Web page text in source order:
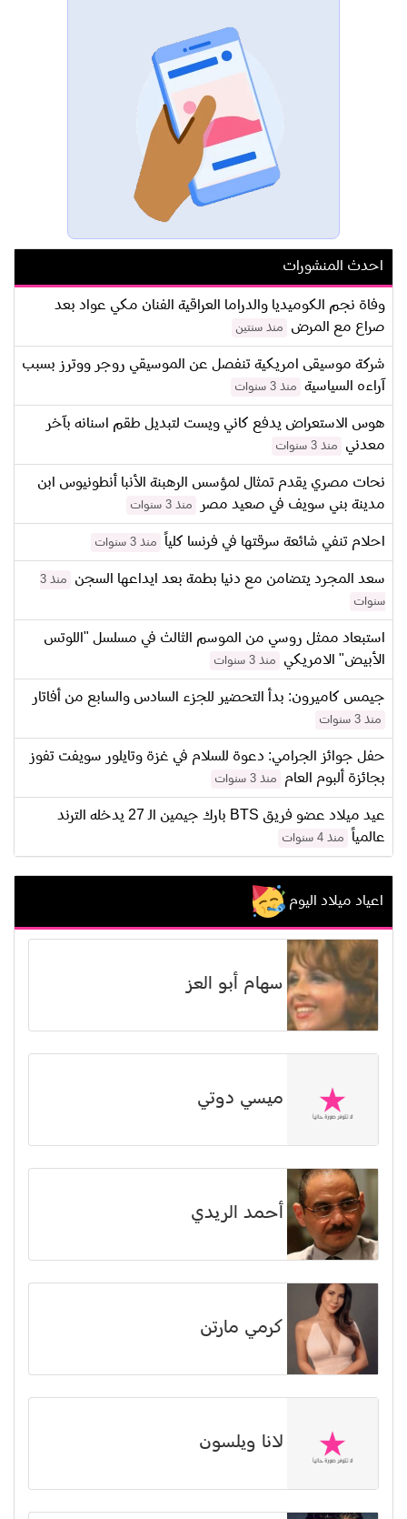
احدث المنشورات
وفاة نجم الكوميديا والدراما العراقية الفنان مكي عواد بعد
صراع مع المرض
منذ سنتين
شركة موسيقى امريكية تنفصل عن الموسيقي روجر ووترز بسبب
آراءه السياسية
منذ 3 سنوات
هوس الاستعراض يدفع كاني ويست لتبديل طقم اسنانه بآخر
معدني
منذ 3 سنوات
نحات مصري يقدم تمثال لمؤسس الرهبنة الأنبا أنطونيوس ابن
مدينة بني سويف في صعيد مصر
منذ 3 سنوات
احلام تنفي شائعة سرقتها في فرنسا كلياً منذ 3 سنوات
سعد المجرد يتضامن مع دنيا بطمة بعد ايداعها السجن
منذ 3
سنوات
استبعاد ممثل روسي من الموسم الثالث في مسلسل "اللوتس
الأبيض" الامريكي
منذ 3 سنوات
جيمس كاميرون: بدأ التحضير للجزء السادس والسابع من أفاتار
منذ 3 سنوات
حفل جوائز الجرامي: دعوة للسلام في غزة وتايلور سويفت تفوز
بجائزة ألبوم العام
منذ 3 سنوات
عيد ميلاد عضو فريق BTS بارك جيمين الـ 27 يدخله الترند
عالمياً
منذ 4 سنوات
اعياد ميلاد اليوم
سهام أبو العز
ميسي دوتي
أحمد الريدي
كرمي مارتن
لانا ويلسون